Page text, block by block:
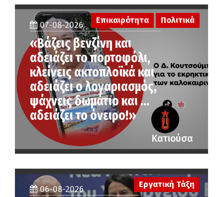
Επικαιρότητα Πολιτικά
07-08-2026
«Βάζεις βενζίνη και
αδειάζει το πορτοφόλι,
κλείνεις ακτοπλοϊκά και
αδειάζει ο λογαριασμός,
ψάχνεις δωμάτιο και …
αδειάζει το όνειρο!»
Κατιούσα
06-08-2026
Εργατική Τάξη